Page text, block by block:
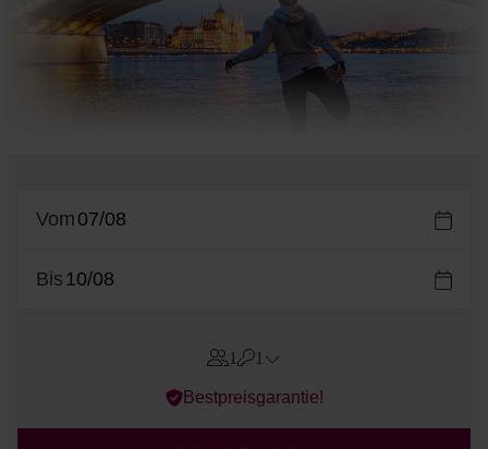
Vom
Bis
1 1
Errors?
Bestpreisgarantie!